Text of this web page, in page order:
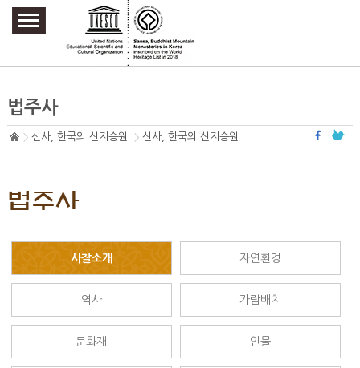
주요메뉴 바로가기
본문 바로가기
하단메뉴 바로가기
법주사
산사, 한국의 산지승원 산사, 한국의 산지승원
법주사
사찰소개 자연환경
역사 가람배치
문화재 인물